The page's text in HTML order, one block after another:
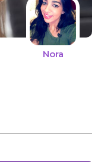
Nora